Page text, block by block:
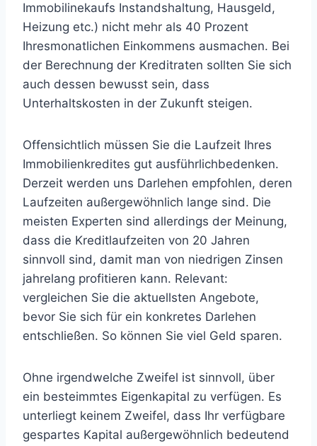
Immobilinekaufs Instandshaltung, Hausgeld,
Heizung etc.) nicht mehr als 40 Prozent
Ihresmonatlichen Einkommens ausmachen. Bei
der Berechnung der Kreditraten sollten Sie sich
auch dessen bewusst sein, dass
Unterhaltskosten in der Zukunft steigen.
Offensichtlich müssen Sie die Laufzeit Ihres
Immobilienkredites gut ausführlichbedenken.
Derzeit werden uns Darlehen empfohlen, deren
Laufzeiten außergewöhnlich lange sind. Die
meisten Experten sind allerdings der Meinung,
dass die Kreditlaufzeiten von 20 Jahren
sinnvoll sind, damit man von niedrigen Zinsen
jahrelang profitieren kann. Relevant:
vergleichen Sie die aktuellsten Angebote,
bevor Sie sich für ein konkretes Darlehen
entschließen. So können Sie viel Geld sparen.
Ohne irgendwelche Zweifel ist sinnvoll, über
ein besteimmtes Eigenkapital zu verfügen. Es
unterliegt keinem Zweifel, dass Ihr verfügbare
gespartes Kapital außergewöhnlich bedeutend